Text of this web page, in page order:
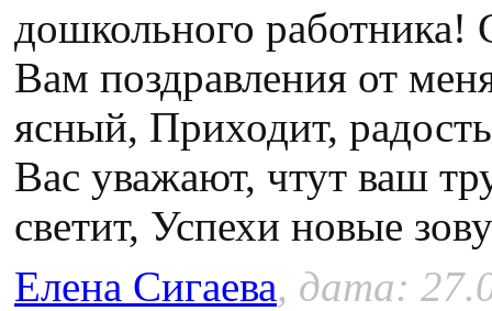
дошкольного
Вам поздравления от
ясный, Приходит,
Вас уважают, чтут ваш
светит, Успехи новые
Елена Сигаева, дата: